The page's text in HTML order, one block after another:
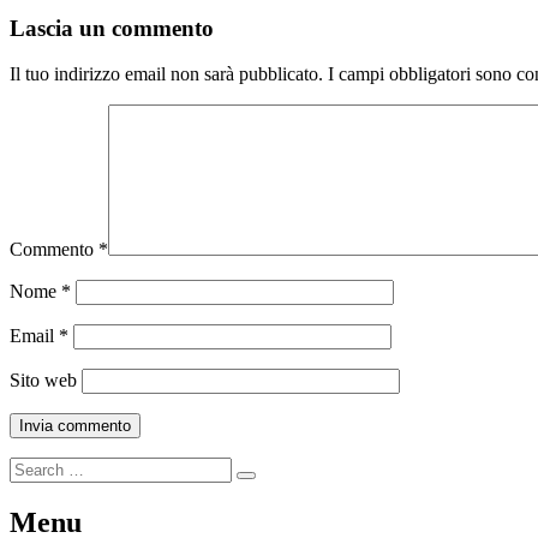
Lascia un commento
Il tuo indirizzo email non sarà pubblicato. I campi obbligatori sono
Commento *
Nome *
Email *
Sito web
Menu